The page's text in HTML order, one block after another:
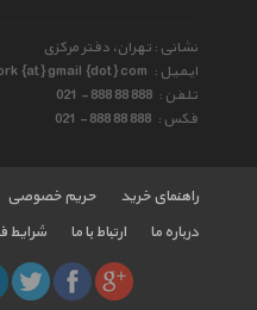
نشانی : تهران، دفتر مرکزی
ایمیل : {at} gmail {dot} com
تلفن : 021 - 888 88 888
فکس : 021 - 888 88 888
راهنمای خرید حریم خصوصی
درباره ما
ارتباط با ما شرایط